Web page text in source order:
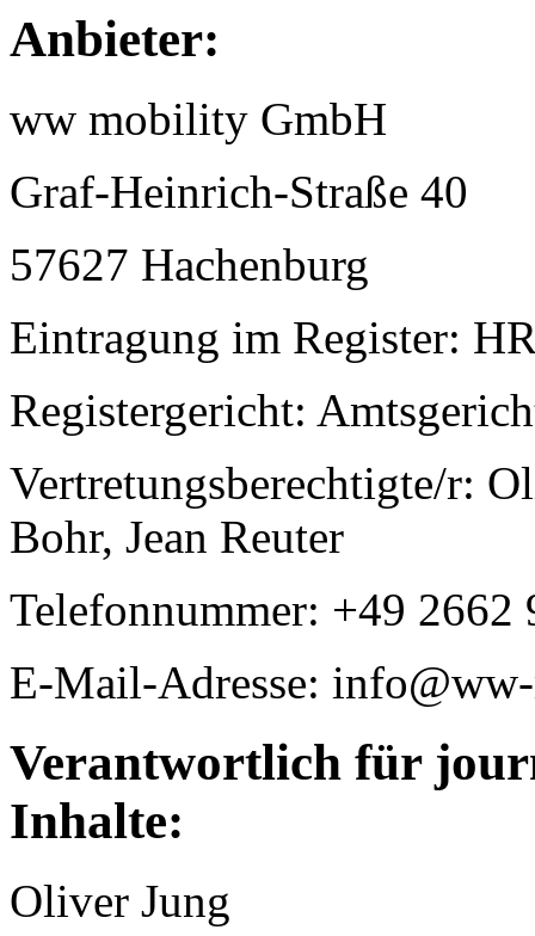
Anbieter:
ww mobility GmbH
Graf-Heinrich-Straße 40
57627 Hachenburg
Eintragung im Register:
Registergericht:
Vertretungsberechtigte/r:
Bohr, Jean Reuter
Telefonnummer: +49 2662
E-Mail-Adresse:
Verantwortlich für
Inhalte:
Oliver Jung